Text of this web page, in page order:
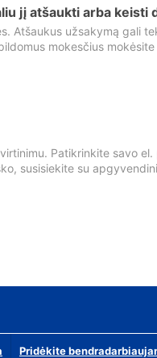
jį atšaukti arba keisti
Atšaukus užsakymą gali
mokesčius
Patikrinkite savo
susisiekite su
Pridėkite